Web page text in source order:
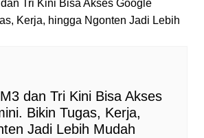
dan Tri Kini Bisa Akses
Bikin Tugas, Kerja,
Jadi Lebih Mudah